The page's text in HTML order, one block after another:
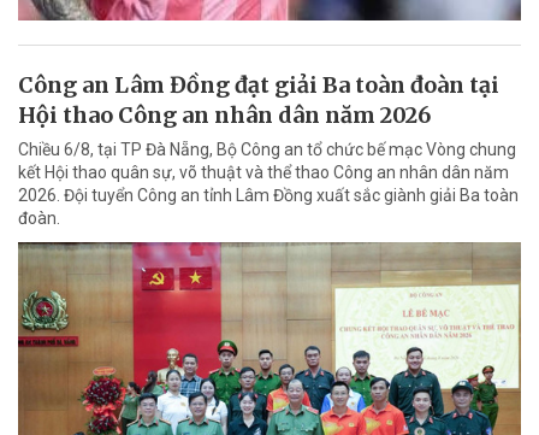
Công an Lâm Đồng đạt giải Ba toàn đoàn tại
Hội thao Công an nhân dân năm 2026
Chiều 6/8, tại TP Đà Nẵng, Bộ Công an tổ chức bế mạc Vòng chung
kết Hội thao quân sự, võ thuật và thể thao Công an nhân dân năm
2026. Đội tuyển Công an tỉnh Lâm Đồng xuất sắc giành giải Ba toàn
đoàn.